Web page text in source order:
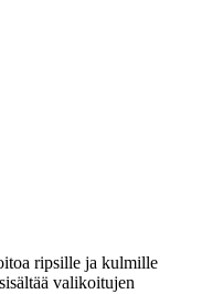
ripsille ja kulmille
valikoitujen